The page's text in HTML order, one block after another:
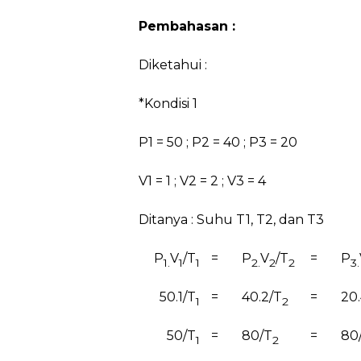
Pembahasan :
Diketahui :
*Kondisi 1
P1 = 50 ; P2 = 40 ; P3 = 20
V1 = 1 ; V2 = 2 ; V3 = 4
Ditanya : Suhu T1, T2, dan T3
P1. V1/T1 = P2. V2/T2 = P3.
50.1/T1 = 40.2/T2 =
50/T1 = 80/T2 =